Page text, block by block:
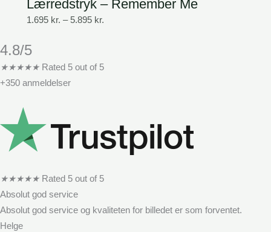
Lærredstryk – Remember Me
1.695 kr. – 5.895 kr.
4.8/5
★★★★★ Rated 5 out of 5
+350 anmeldelser
★★★★★ Rated 5 out of 5
Absolut god service
Absolut god service og kvaliteten for billedet er som forventet.
Helge